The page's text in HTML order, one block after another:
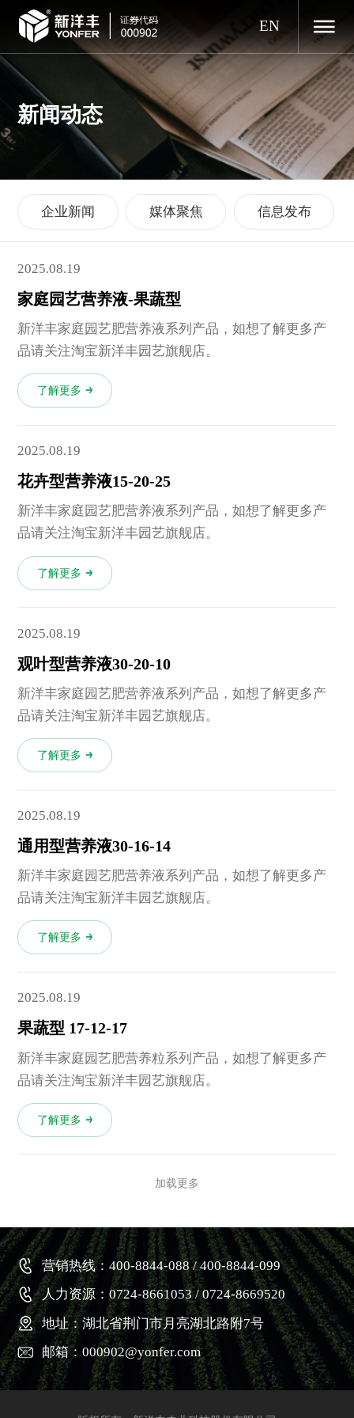
EN
新闻动态
企业新闻 媒体聚焦 信息发布
2025.08.19
家庭园艺营养液-果蔬型
新洋丰家庭园艺肥营养液系列产品，如想了解更多产
品请关注淘宝新洋丰园艺旗舰店。
了解更多
2025.08.19
花卉型营养液15-20-25
新洋丰家庭园艺肥营养液系列产品，如想了解更多产
品请关注淘宝新洋丰园艺旗舰店。
了解更多
2025.08.19
观叶型营养液30-20-10
新洋丰家庭园艺肥营养液系列产品，如想了解更多产
品请关注淘宝新洋丰园艺旗舰店。
了解更多
2025.08.19
通用型营养液30-16-14
新洋丰家庭园艺肥营养液系列产品，如想了解更多产
品请关注淘宝新洋丰园艺旗舰店。
了解更多
2025.08.19
果蔬型 17-12-17
新洋丰家庭园艺肥营养粒系列产品，如想了解更多产
品请关注淘宝新洋丰园艺旗舰店。
了解更多
加载更多
营销热线：400-8844-088 / 400-8844-099
人力资源：0724-8661053 / 0724-8669520
地址：湖北省荆门市月亮湖北路附7号
邮箱：000902@yonfer.com